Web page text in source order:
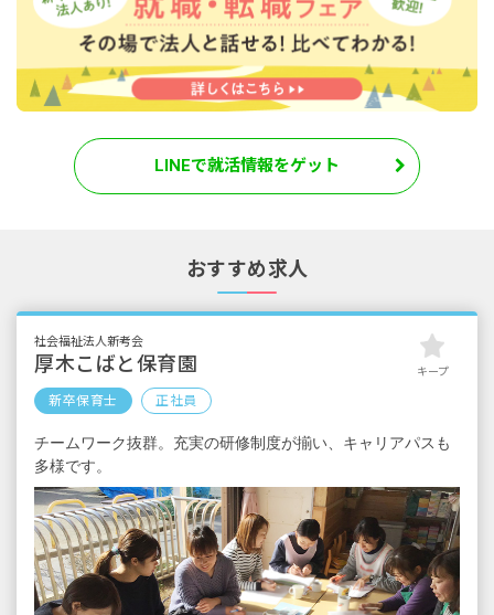
LINEで就活情報をゲット
おすすめ求人
社会福祉法人新考会
厚木こばと保育園
新卒保育士 正社員
キープ
チームワーク抜群。充実の研修制度が揃い、キャリアパスも
多様です。